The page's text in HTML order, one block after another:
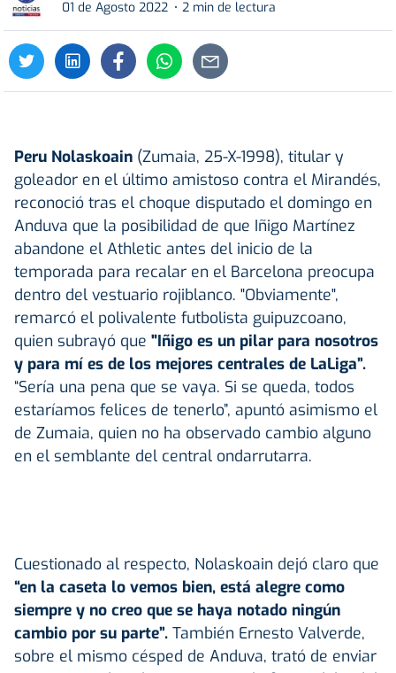
01 de Agosto 2022
2 min de lectura
Peru Nolaskoain (Zumaia, 25-X-1998), titular y
goleador en el último amistoso contra el Mirandés,
reconoció tras el choque disputado el domingo en
Anduva que la posibilidad de que Iñigo Martínez
abandone el Athletic antes del inicio de la
temporada para recalar en el Barcelona preocupa
dentro del vestuario rojiblanco. "Obviamente",
remarcó el polivalente futbolista guipuzcoano,
quien subrayó que "Iñigo es un pilar para nosotros
y para mí es de los mejores centrales de LaLiga”.
“Sería una pena que se vaya. Si se queda, todos
estaríamos felices de tenerlo”, apuntó asimismo el
de Zumaia, quien no ha observado cambio alguno
en el semblante del central ondarrutarra.
Cuestionado al respecto, Nolaskoain dejó claro que
“en la caseta lo vemos bien, está alegre como
siempre y no creo que se haya notado ningún
cambio por su parte”. También Ernesto Valverde,
sobre el mismo césped de Anduva, trató de enviar